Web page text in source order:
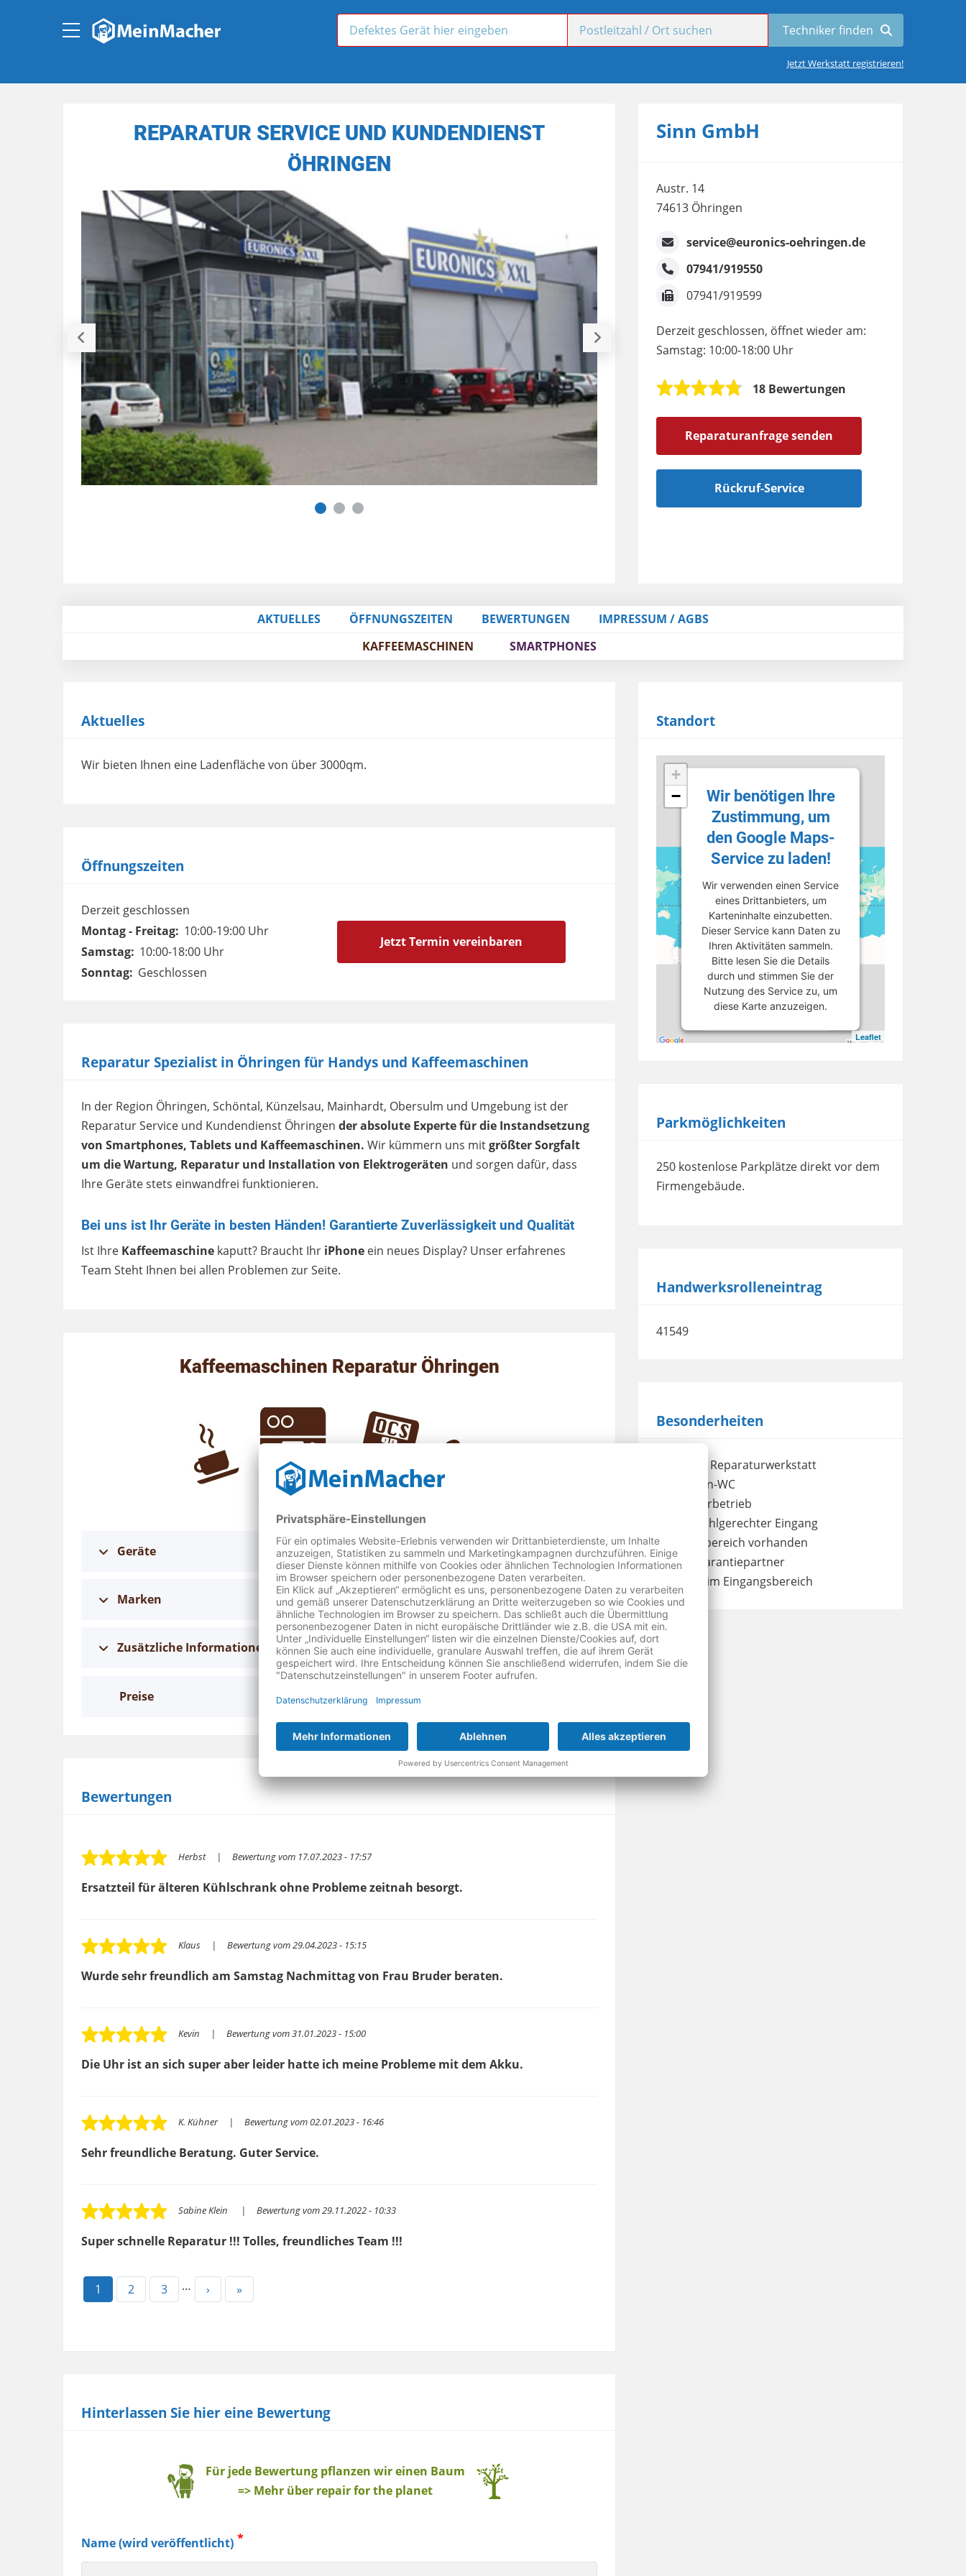
Jetzt Werkstatt registrieren!
REPARATUR SERVICE UND KUNDENDIENST
ÖHRINGEN
Sinn GmbH
Austr. 14
74613 Öhringen
service@euronics-oehringen.de
07941/919550
07941/919599
Derzeit geschlossen, öffnet wieder am:
Samstag: 10:00-18:00 Uhr
18 Bewertungen
Reparaturanfrage senden
Rückruf-Service
AKTUELLES ÖFFNUNGSZEITEN BEWERTUNGEN
IMPRESSUM / AGBS
KAFFEEMASCHINEN
SMARTPHONES
Aktuelles
Wir bieten Ihnen eine Ladenfläche von über 3000qm.
Öffnungszeiten
Derzeit geschlossen
Montag - Freitag: 10:00-19:00 Uhr
Samstag: 10:00-18:00 Uhr
Sonntag: Geschlossen
Jetzt Termin vereinbaren
Reparatur Spezialist in Öhringen für Handys und Kaffeemaschinen
In der Region Öhringen, Schöntal, Künzelsau, Mainhardt, Obersulm und Umgebung ist der
Reparatur Service und Kundendienst Öhringen der absolute Experte für die Instandsetzung
von Smartphones, Tablets und Kaffeemaschinen. Wir kümmern uns mitgrößter Sorgfalt
um die Wartung, Reparatur und Installation von Elektrogeräten und sorgen dafür, dass
Ihre Geräte stets einwandfrei funktionieren.
Bei uns ist Ihr Geräte in besten Händen! Garantierte Zuverlässigkeit und Qualität
Ist Ihre Kaffeemaschine kaputt? Braucht Ihr iPhone ein neues Display? Unser erfahrenes
Team Steht Ihnen bei allen Problemen zur Seite.
Kaffeemaschinen Reparatur Öhringen
Geräte
Marken
Zusätzliche Informationen
Preise
Bewertungen
Bewertung vom 17.07.2023 - 17:57
Herbst
Ersatzteil für älteren Kühlschrank ohne Probleme zeitnah besorgt.
Bewertung vom29.04.2023 - 15:15
Klaus
Wurde sehr freundlich am Samstag Nachmittag von Frau Bruder beraten.
Bewertung vom31.01.2023 - 15:00
Kevin
Die Uhr ist an sich super aber leider hatte ich meine Probleme mit dem Akku.
Bewertung vom02.01.2023 - 16:46
K. Kühner
Sehr freundliche Beratung. Guter Service.
Bewertung vom29.11.2022 - 10:33
Sabine Klein
Super schnelle Reparatur !!! Tolles, freundliches Team !!!
Aktuelle
1 Page
2 Page
3 …
Nächste
›
Letzte
»
Hinterlassen Sie hier eine Bewertung
Für jede Bewertung pflanzen wir einen Baum
=> Mehr über repair for the planet
Name (wird veröffentlicht)
Standort
+
−
Leaflet
Wir benötigen Ihre
Zustimmung, um
den Google Maps-
Service zu laden!
Wir verwenden einen Service
eines Drittanbieters, um
Karteninhalte einzubetten.
Dieser Service kann Daten zu
Ihren Aktivitäten sammeln.
Bitte lesen Sie die Details
durch und stimmen Sie der
Nutzung des Service zu, um
diese Karte anzuzeigen.
Mehr Informationen
Consent Management
Parkmöglichkeiten
250 kostenlose Parkplätze direkt vor dem
Firmengebäude.
Handwerksrolleneintrag
41549
Besonderheiten
eigene Reparaturwerkstatt
Kunden-WC
Meisterbetrieb
Rollstuhlgerechter Eingang
Wartebereich vorhanden
Wertgarantiepartner
WLAN im Eingangsbereich